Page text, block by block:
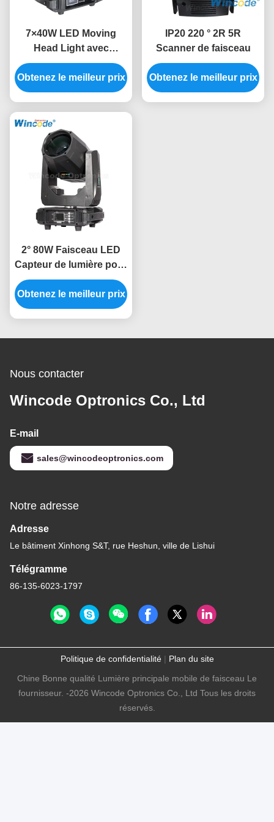
7×40W LED Moving
Head Light avec
fonction de zoom Pixel
Effets de lavage par
faisceau
Obtenez le meilleur prix
IP20 220 ° 2R 5R
Scanner de faisceau
Obtenez le meilleur prix
2° 80W Faisceau LED
Capteur de lumière pour
le centre de
divertissement
Obtenez le meilleur prix
Nous contacter
Wincode Optronics Co., Ltd
E-mail
sales@wincodeoptronics.com
Notre adresse
Adresse
Le bâtiment Xinhong S&T, rue Heshun, ville de Lishui
Télégramme
86-135-6023-1797
Politique de confidentialité| Plan du site
Chine Bonne qualité Lumière principale mobile de faisceau Le
fournisseur. -2026 Wincode Optronics Co., Ltd Tous les droits
réservés.